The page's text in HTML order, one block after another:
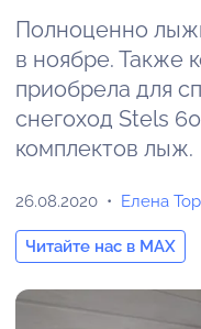
Полноценно
в ноябре. Также
приобрела для
снегоход Stels
комплектов лыж.
26.08.2020 Елена
Читайте нас в MAX